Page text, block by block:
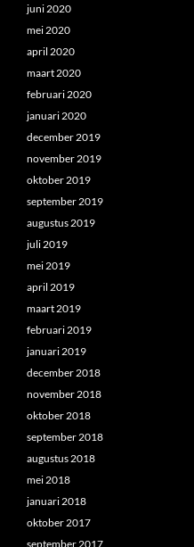
juni 2020
mei 2020
april 2020
maart 2020
februari 2020
januari 2020
december 2019
november 2019
oktober 2019
september 2019
augustus 2019
juli 2019
mei 2019
april 2019
maart 2019
februari 2019
januari 2019
december 2018
november 2018
oktober 2018
september 2018
augustus 2018
mei 2018
januari 2018
oktober 2017
september 2017